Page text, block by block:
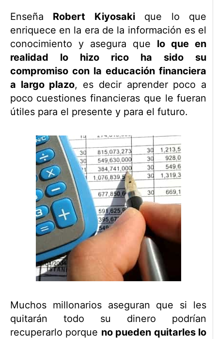
Enseña Robert Kiyosakique lo que
enriquece en la era de la información es el
conocimiento y asegura que lo que en
realidad lo hizo rico ha sido su
compromiso con la educación financiera
a largo plazo, es decir aprender poco a
poco cuestiones financieras que le fueran
útiles para el presente y para el futuro.
Muchos millonarios aseguran que si les
quitarán todo su dinero podrían
recuperarlo porque no pueden quitarles lo